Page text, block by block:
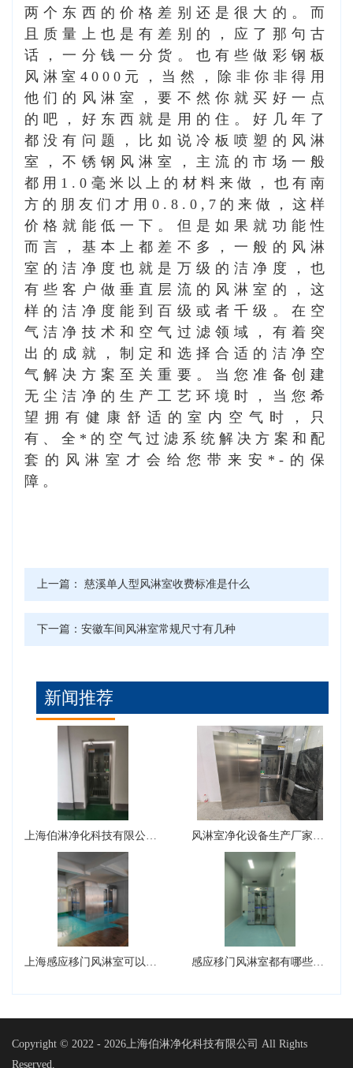
两个东西的价格差别还是很大的。而
且质量上也是有差别的，应了那句古
话，一分钱一分货。也有些做彩钢板
风淋室4000元，当然，除非你非得用
他们的风淋室，要不然你就买好一点
的吧，好东西就是用的住。好几年了
都没有问题，比如说冷板喷塑的风淋
室，不锈钢风淋室，主流的市场一般
都用1.0毫米以上的材料来做，也有南
方的朋友们才用0.8.0,7的来做，这样
价格就能低一下。但是如果就功能性
而言，基本上都差不多，一般的风淋
室的洁净度也就是万级的洁净度，也
有些客户做垂直层流的风淋室的，这
样的洁净度能到百级或者千级。在空
气洁净技术和空气过滤领域，有着突
出的成就，制定和选择合适的洁净空
气解决方案至关重要。当您准备创建
无尘洁净的生产工艺环境时，当您希
望拥有健康舒适的室内空气时，只
有、全*的空气过滤系统解决方案和配
套的风淋室才会给您带来安*-的保
障。
上一篇： 慈溪单人型风淋室收费标准是什么
下一篇： 安徽车间风淋室常规尺寸有几种
新闻推荐
上海伯淋净化科技有限公司风淋室型号有哪些？ 风淋室净化设备生产厂家可以生产转角风淋室吗？
上海感应移门风淋室可以设计成L型吗? 感应移门风淋室都有哪些核心的组件
Copyright © 2022 - 2026上海伯淋净化科技有限公司 All Rights
Reserved.